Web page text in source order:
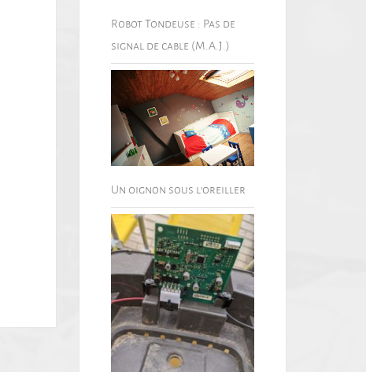
Robot Tondeuse : Pas de
signal de cable (M.A.J.)
Un oignon sous l’oreiller